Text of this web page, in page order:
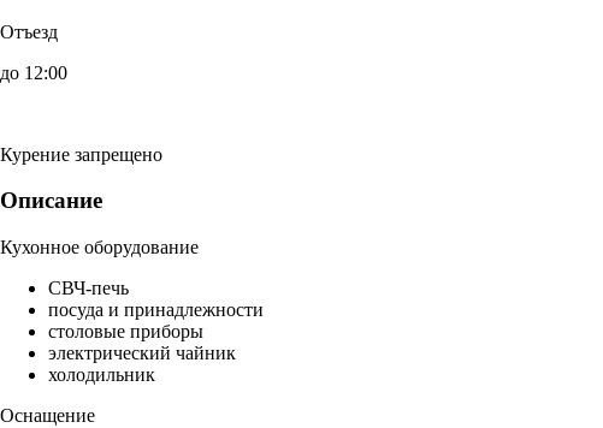
Отъезд
до 12:00
Курение запрещено
Описание
Кухонное оборудование
СВЧ-печь
посуда и принадлежности
столовые приборы
электрический чайник
холодильник
Оснащение